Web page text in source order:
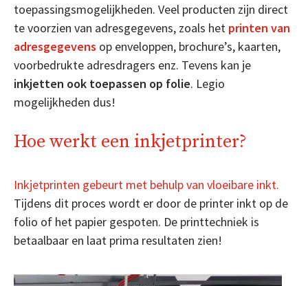
toepassingsmogelijkheden. Veel producten zijn direct
te voorzien van adresgegevens, zoals het printen van
adresgegevens op enveloppen, brochure’s, kaarten,
voorbedrukte adresdragers enz. Tevens kan je
inkjetten ook toepassen op folie. Legio
mogelijkheden dus!
Hoe werkt een inkjetprinter?
Inkjetprinten gebeurt met behulp van vloeibare inkt.
Tijdens dit proces wordt er door de printer inkt op de
folio of het papier gespoten. De printtechniek is
betaalbaar en laat prima resultaten zien!